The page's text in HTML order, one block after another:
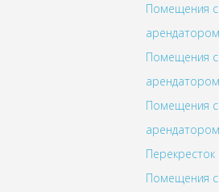
Помещения
Помещения
Помещения
арендатором
Перекресток
Помещения